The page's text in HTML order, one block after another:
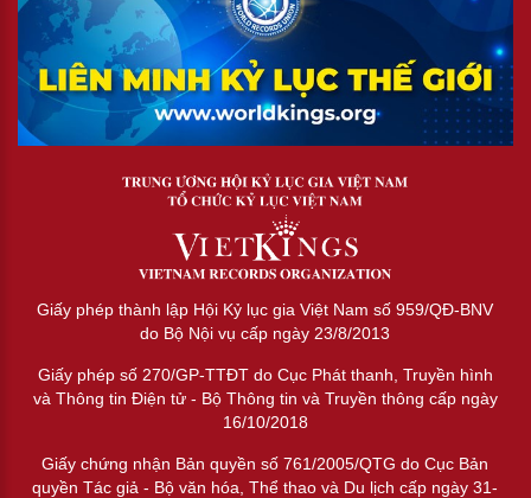
Giấy phép thành lập Hội Kỷ lục gia Việt Nam số 959/QĐ-BNV
do Bộ Nội vụ cấp ngày 23/8/2013
Giấy phép số 270/GP-TTĐT do Cục Phát thanh, Truyền hình
và Thông tin Điện tử - Bộ Thông tin và Truyền thông cấp ngày
16/10/2018
Giấy chứng nhận Bản quyền số 761/2005/QTG do Cục Bản
quyền Tác giả - Bộ văn hóa, Thể thao và Du lịch cấp ngày 31-